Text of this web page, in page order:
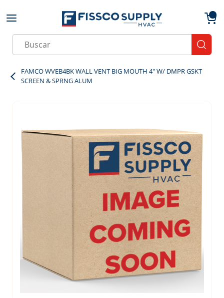
Skip to main content
Site Search
FAMCO WVEB4BK WALL VENT BIG MOUTH 4" W/ DMPR GSKT
SCREEN & SPRNG ALUM